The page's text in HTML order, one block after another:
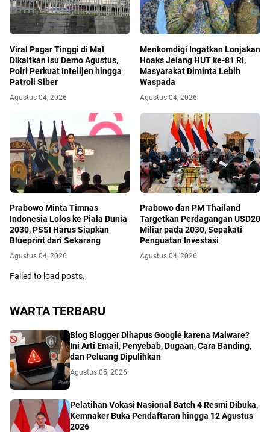
Viral Pagar Tinggi di Mal
Dikaitkan Isu Demo Agustus,
Polri Perkuat Intelijen hingga
Patroli Siber
Agustus 04, 2026
Menkomdigi Ingatkan Lonjakan
Hoaks Jelang HUT ke-81 RI,
Masyarakat Diminta Lebih
Waspada
Agustus 04, 2026
Prabowo Minta Timnas
Indonesia Lolos ke Piala Dunia
2030, PSSI Harus Siapkan
Blueprint dari Sekarang
Agustus 04, 2026
Prabowo dan PM Thailand
Targetkan Perdagangan USD20
Miliar pada 2030, Sepakati
Penguatan Investasi
Agustus 04, 2026
Failed to load posts.
WARTA TERBARU
Blog Blogger Dihapus Google karena Malware?
Ini Arti Email, Penyebab, Dugaan, Cara Banding,
dan Peluang Dipulihkan
Agustus 05, 2026
Pelatihan Vokasi Nasional Batch 4 Resmi Dibuka,
Kemnaker Buka Pendaftaran hingga 12 Agustus
2026